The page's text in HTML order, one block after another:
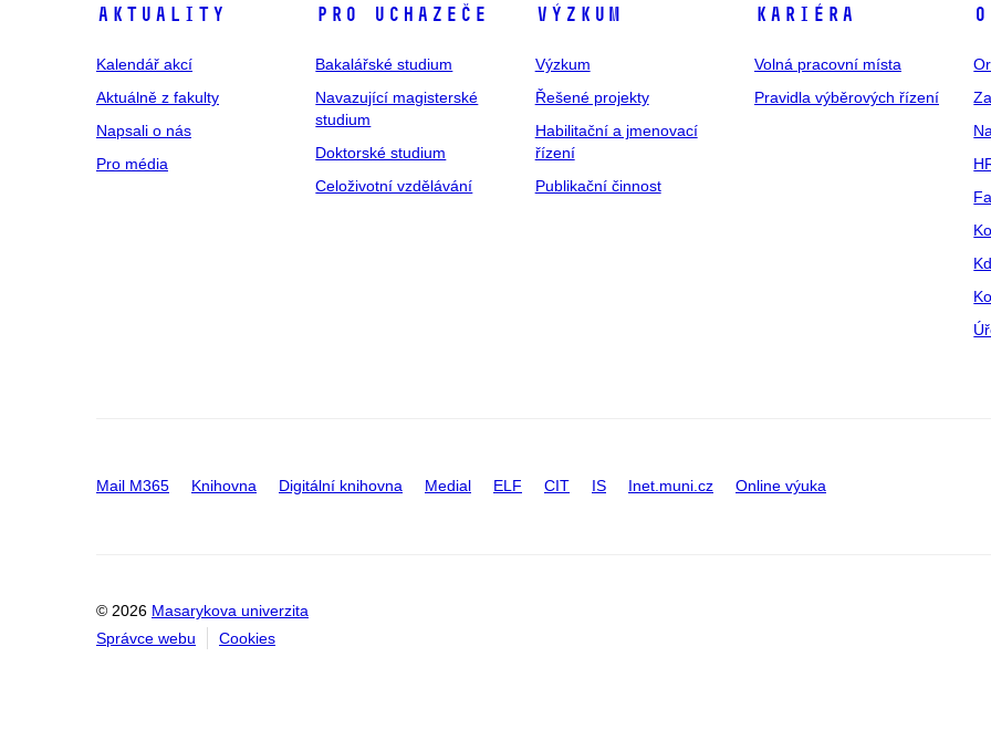
Aktuality
Kalendář akcí
Aktuálně z fakulty
Napsali o nás
Pro média
Pro uchazeče
Bakalářské studium
Navazující magisterské
studium
Doktorské studium
Celoživotní vzdělávání
Výzkum
Výzkum
Řešené projekty
Habilitační a jmenovací
řízení
Publikační činnost
Kariéra
Volná pracovní místa
Pravidla výběrových řízení
Mail M365 Knihovna Digitální knihovna Medial ELF CIT IS Inet.muni.cz Online výuka
© 2026 Masarykova univerzita
Správce webu
Cookies